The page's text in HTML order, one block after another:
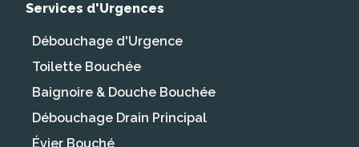
Services d'Urgences
Débouchage d'Urgence
Toilette Bouchée
Baignoire & Douche Bouchée
Débouchage Drain Principal
Évier Bouché